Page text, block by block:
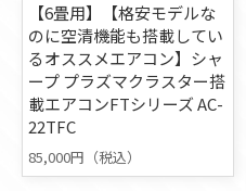
【6畳用】【格安モデルな
のに空清機能も搭載してい
るオススメエアコン】シャ
ープ プラズマクラスター搭
載エアコンFTシリーズ AC-
22TFC
85,000円（税込）